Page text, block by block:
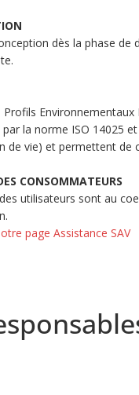
dès la phase
la norme ISO 14025
de vie) et permettent de
CONSOMMATEURS
utilisateurs sont au
page Assistance SAV